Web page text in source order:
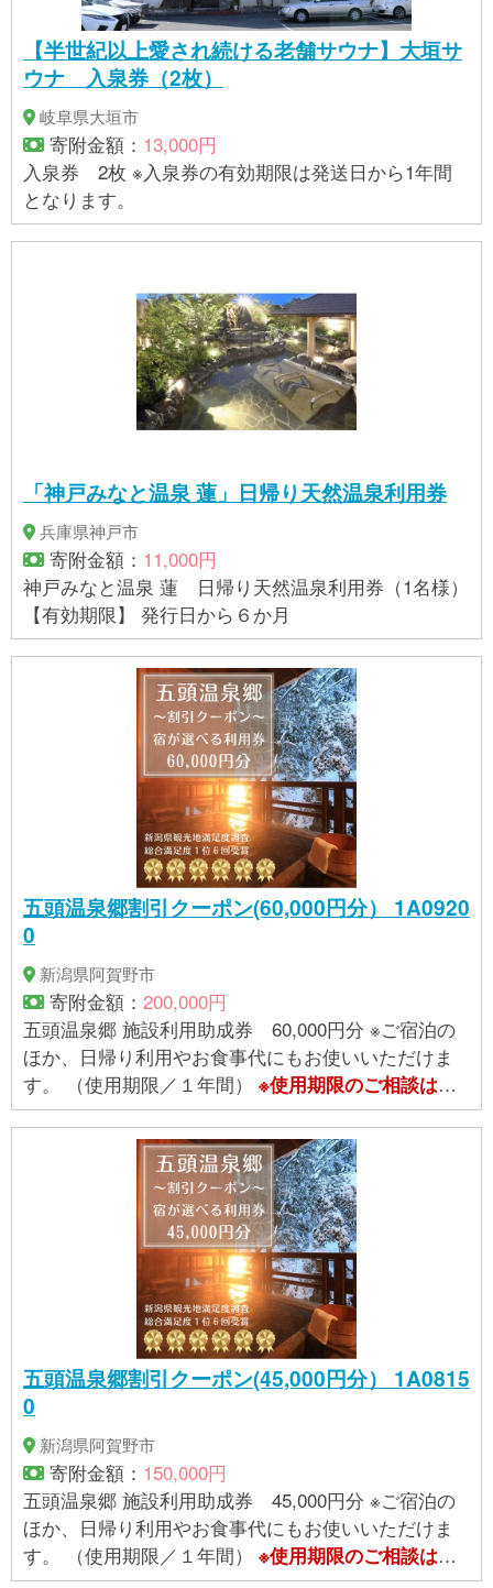
【半世紀以上愛され続ける老舗サウナ】大垣サ
ウナ 入泉券（2枚）
岐阜県大垣市
寄附金額： 13,000円
入泉券 2枚 ※入泉券の有効期限は発送日から1年間
となります。
「神戸みなと温泉 蓮」日帰り天然温泉利用券
兵庫県神戸市
寄附金額： 11,000円
神戸みなと温泉 蓮 日帰り天然温泉利用券（1名様）
【有効期限】 発行日から６か月
五頭温泉郷割引クーポン(60,000円分） 1A0920
0
新潟県阿賀野市
寄附金額： 200,000円
五頭温泉郷 施設利用助成券 60,000円分 ※ご宿泊の
ほか、日帰り利用やお食事代にもお使いいただけま
す。 （使用期限／１年間） ※使用期限のご相談は提
供事業者へお問合せください。
五頭温泉郷割引クーポン(45,000円分） 1A0815
0
新潟県阿賀野市
寄附金額： 150,000円
五頭温泉郷 施設利用助成券 45,000円分 ※ご宿泊の
ほか、日帰り利用やお食事代にもお使いいただけま
す。 （使用期限／１年間） ※使用期限のご相談は提